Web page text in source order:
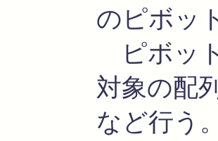
のピボッ
ピボッ
対象の配
など行う